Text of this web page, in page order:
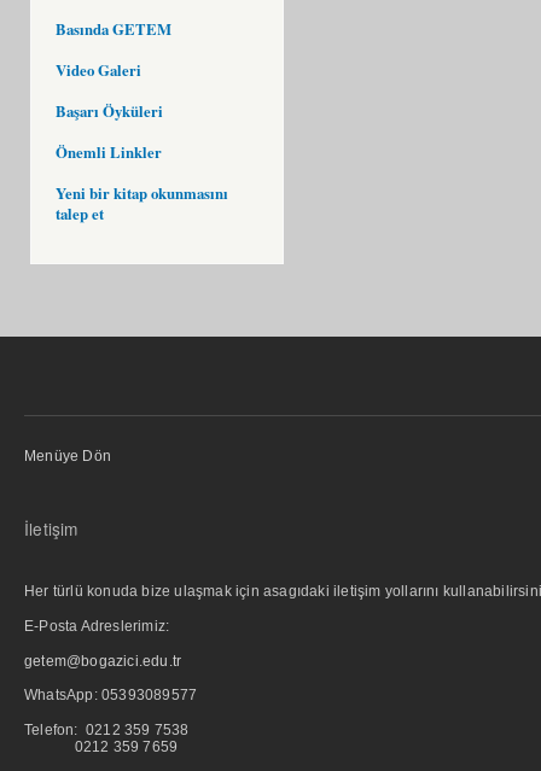
Basında GETEM
Video Galeri
Başarı Öyküleri
Önemli Linkler
Yeni bir kitap okunmasını
talep et
Menüye Dön
İletişim
Her türlü konuda bize ulaşmak için asagıdaki iletişim yollarını
E-Posta Adreslerimiz:
getem@bogazici.edu.tr
WhatsApp: 05393089577
Telefon: 0212 359 7538
0212 359 7659